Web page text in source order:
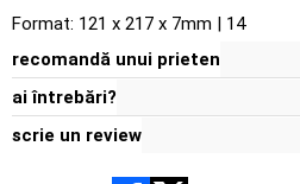
Format: 121 x 217 x 7mm | 14
recomandă unui prieten
ai întrebări?
scrie un review